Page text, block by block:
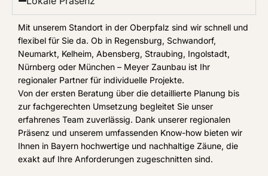
Mit unserem Standort in der Oberpfalz sind wir schnell und
flexibel für Sie da. Ob in Regensburg, Schwandorf,
Neumarkt, Kelheim, Abensberg, Straubing, Ingolstadt,
Nürnberg oder München – Meyer Zaunbau ist Ihr
regionaler Partner für individuelle Projekte.
Von der ersten Beratung über die detaillierte Planung bis
zur fachgerechten Umsetzung begleitet Sie unser
erfahrenes Team zuverlässig. Dank unserer regionalen
Präsenz und unserem umfassenden Know-how bieten wir
Ihnen in Bayern hochwertige und nachhaltige Zäune, die
exakt auf Ihre Anforderungen zugeschnitten sind.